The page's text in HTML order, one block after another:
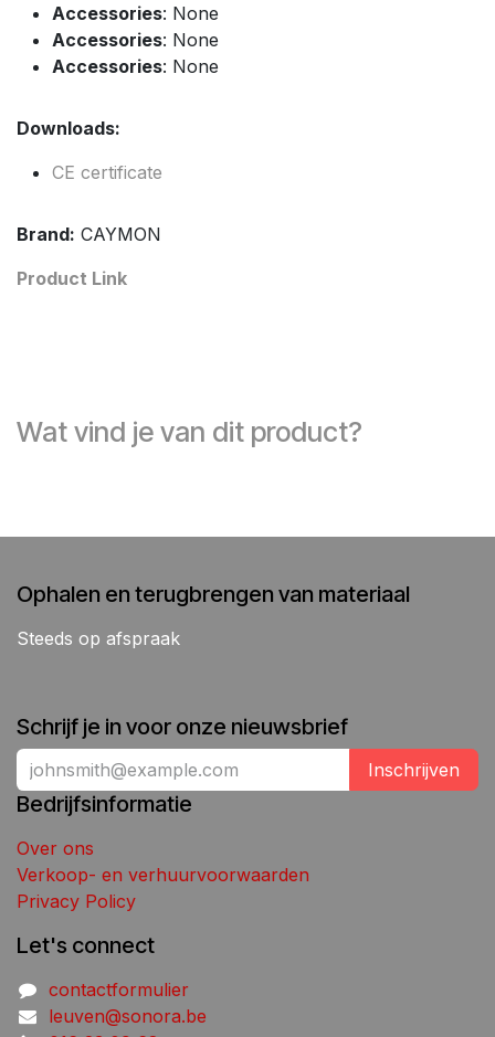
Accessories: None
Accessories: None
Accessories: None
Downloads:
CE certificate
Brand: CAYMON
Product Link
Wat vind je van dit product?
Ophalen en terugbrengen van materiaal
Steeds op afspraak
Schrijf je in voor onze nieuwsbrief
Inschrijven
Bedrijfsinformatie
Over ons
Verkoop- en verhuurvoorwaarden
Privacy Policy
Let's connect
contactformulier
leuven@sonora.be